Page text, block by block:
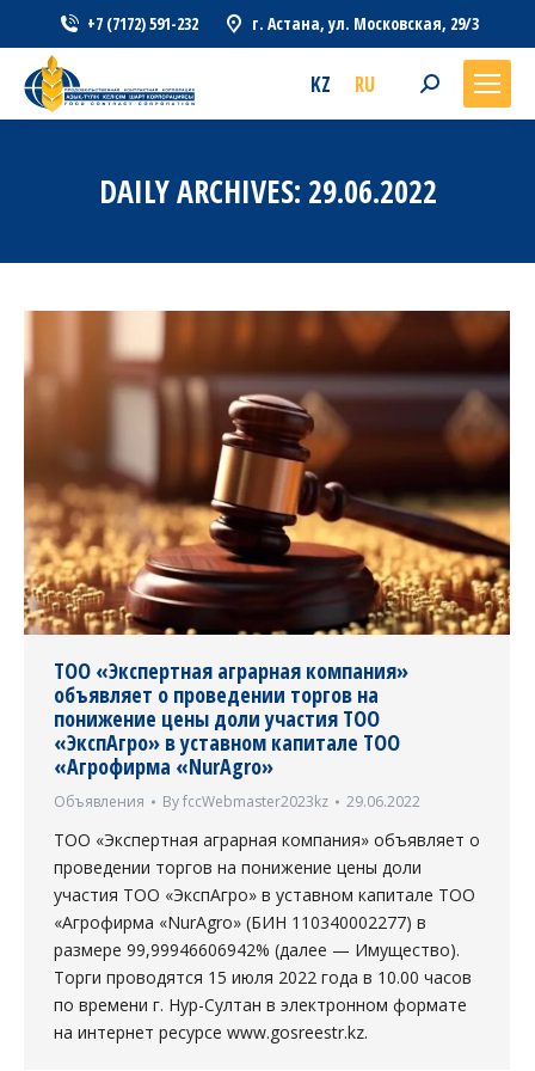
+7 (7172) 591-232 г. Астана, ул. Московская, 29/3
KZ RU Search:
DAILY ARCHIVES: 29.06.2022
ТОО «Экспертная аграрная компания»
объявляет о проведении торгов на
понижение цены доли участия ТОО
«ЭкспАгро» в уставном капитале ТОО
«Агрофирма «NurAgro»
Объявления ByfccWebmaster2023kz 29.06.2022
ТОО «Экспертная аграрная компания» объявляет о
проведении торгов на понижение цены доли
участия ТОО «ЭкспАгро» в уставном капитале ТОО
«Агрофирма «NurAgro» (БИН 110340002277) в
размере 99,99946606942% (далее — Имущество).
Торги проводятся 15 июля 2022 года в 10.00 часов
по времени г. Нур-Султан в электронном формате
на интернет ресурсе www.gosreestr.kz.